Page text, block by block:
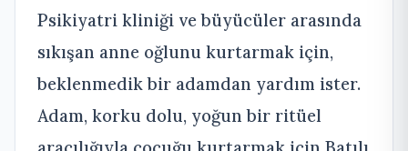
Psikiyatri kliniği ve büyücüler arasında
sıkışan anne oğlunu kurtarmak için,
beklenmedik bir adamdan yardım ister.
Adam, korku dolu, yoğun bir ritüel